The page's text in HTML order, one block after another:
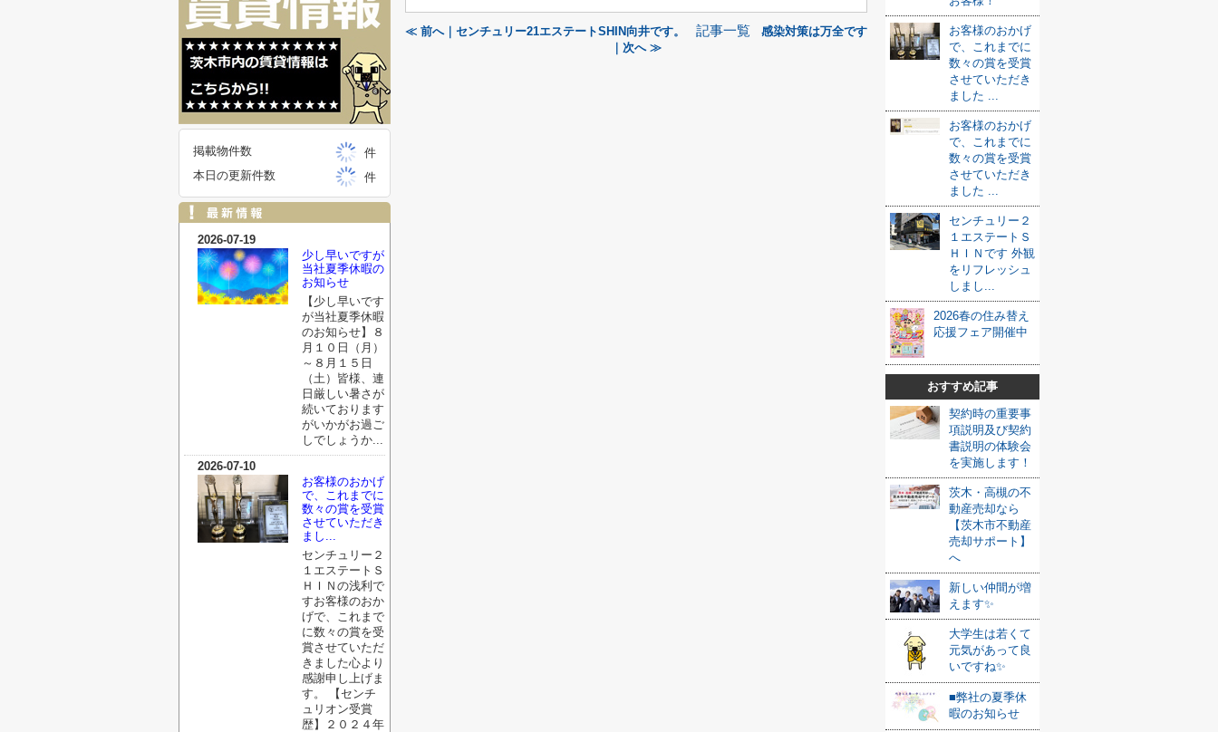
≪ 前へ｜センチュリー21エステートSHIN向井です。 記事一覧
感染対策は万全です
｜次へ ≫
お客様のおかげ
で、これまでに
数々の賞を受賞
させていただき
ました ...
お客様のおかげ
で、これまでに
数々の賞を受賞
させていただき
ました ...
センチュリー２
１エステートＳ
ＨＩＮです 外観
をリフレッシュ
しまし...
2026春の住み替え
応援フェア開催中
おすすめ記事
契約時の重要事
項説明及び契約
書説明の体験会
を実施します！
茨木・高槻の不
動産売却なら
【茨木市不動産
売却サポート】
へ
新しい仲間が増
えます✨
大学生は若くて
元気があって良
いですね✨
■弊社の夏季休
暇のお知らせ
掲載物件数
件
本日の更新件数
件
2026-07-19
少し早いですが
当社夏季休暇の
お知らせ
【少し早いです
が当社夏季休暇
のお知らせ】８
月１０日（月）
～８月１５日
（土）皆様、連
日厳しい暑さが
続いております
がいかがお過ご
しでしょうか...
2026-07-10
お客様のおかげ
で、これまでに
数々の賞を受賞
させていただき
まし...
センチュリー２
１エステートＳ
ＨＩＮの浅利で
すお客様のおか
げで、これまで
に数々の賞を受
賞させていただ
きました心より
感謝申し上げま
す。 【センチ
ュリオン受賞
歴】２０２４年